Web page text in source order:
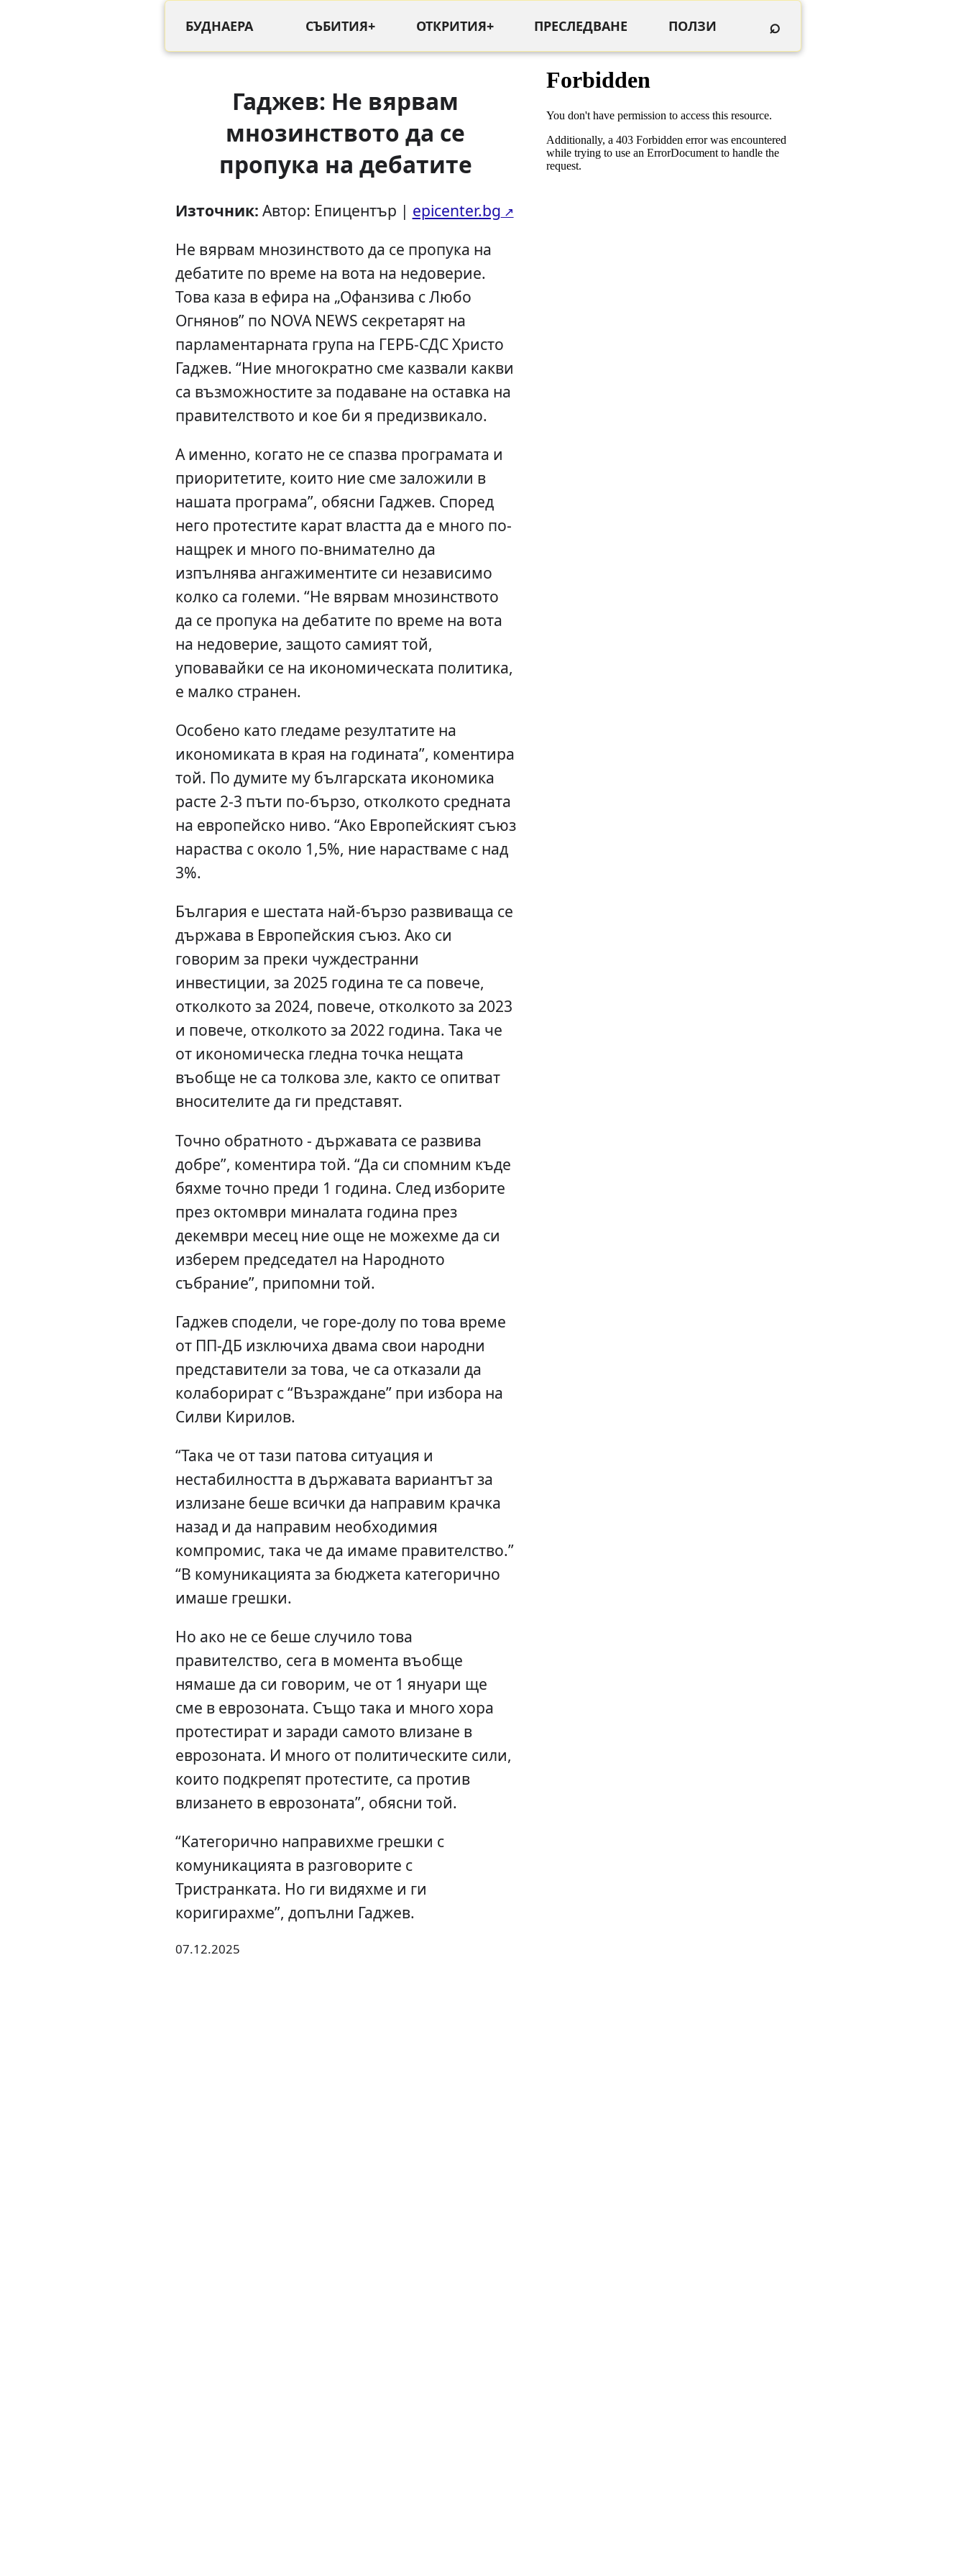
БУДНАЕРА СЪБИТИЯ+ ОТКРИТИЯ+ ПРЕСЛЕДВАНЕ ПОЛЗИ ⌕
Гаджев: Не вярвам
мнозинството да се
пропука на дебатите
Източник: Автор: Епицентър | epicenter.bg
Не вярвам мнозинството да се пропука на
дебатите по време на вота на недоверие.
Това каза в ефира на „Офанзива с Любо
Огнянов” по NOVA NEWS секретарят на
парламентарната група на ГЕРБ-СДС Христо
Гаджев. “Ние многократно сме казвали какви
са възможностите за подаване на оставка на
правителството и кое би я предизвикало.
А именно, когато не се спазва програмата и
приоритетите, които ние сме заложили в
нашата програма”, обясни Гаджев. Според
него протестите карат властта да е много по-
нащрек и много по-внимателно да
изпълнява ангажиментите си независимо
колко са големи. “Не вярвам мнозинството
да се пропука на дебатите по време на вота
на недоверие, защото самият той,
уповавайки се на икономическата политика,
е малко странен.
Особено като гледаме резултатите на
икономиката в края на годината”, коментира
той. По думите му българската икономика
расте 2-3 пъти по-бързо, отколкото средната
на европейско ниво. “Ако Европейският съюз
нараства с около 1,5%, ние нарастваме с над
3%.
България е шестата най-бързо развиваща се
държава в Европейския съюз. Ако си
говорим за преки чуждестранни
инвестиции, за 2025 година те са повече,
отколкото за 2024, повече, отколкото за 2023
и повече, отколкото за 2022 година. Така че
от икономическа гледна точка нещата
въобще не са толкова зле, както се опитват
вносителите да ги представят.
Точно обратното - държавата се развива
добре”, коментира той. “Да си спомним къде
бяхме точно преди 1 година. След изборите
през октомври миналата година през
декември месец ние още не можехме да си
изберем председател на Народното
събрание”, припомни той.
Гаджев сподели, че горе-долу по това време
от ПП-ДБ изключиха двама свои народни
представители за това, че са отказали да
колаборират с “Възраждане” при избора на
Силви Кирилов.
“Така че от тази патова ситуация и
нестабилността в държавата вариантът за
излизане беше всички да направим крачка
назад и да направим необходимия
компромис, така че да имаме правителство.”
“В комуникацията за бюджета категорично
имаше грешки.
Но ако не се беше случило това
правителство, сега в момента въобще
нямаше да си говорим, че от 1 януари ще
сме в еврозоната. Също така и много хора
протестират и заради самото влизане в
еврозоната. И много от политическите сили,
които подкрепят протестите, са против
влизането в еврозоната”, обясни той.
“Категорично направихме грешки с
комуникацията в разговорите с
Тристранката. Но ги видяхме и ги
коригирахме”, допълни Гаджев.
07.12.2025